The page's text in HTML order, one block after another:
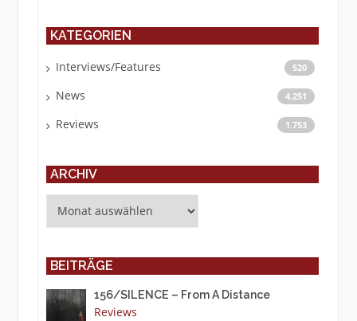
KATEGORIEN
Interviews/Features 520
News 4.251
Reviews 1.753
ARCHIV
BEITRÄGE
156/SILENCE – From A Distance
Reviews